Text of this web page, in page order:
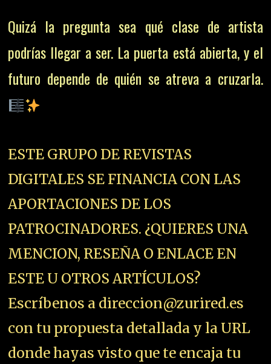
Quizá la pregunta sea qué clase de artista
podrías llegar a ser. La puerta está abierta, y el
futuro depende de quién se atreva a cruzarla.
ESTE GRUPO DE REVISTAS
DIGITALES SE FINANCIA CON LAS
APORTACIONES DE LOS
PATROCINADORES. ¿QUIERES UNA
MENCION, RESEÑA O ENLACE EN
ESTE U OTROS ARTÍCULOS?
Escríbenos a direccion@zurired.es
con tu propuesta detallada y la URL
donde hayas visto que te encaja tu